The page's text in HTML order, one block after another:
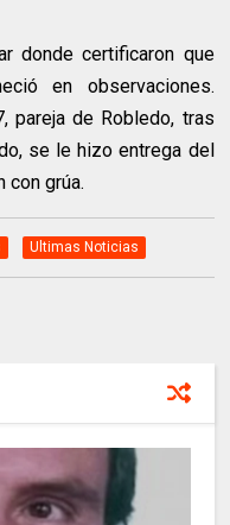
donde certificaron que
en observaciones.
pareja de Robledo, tras
se le hizo entrega del
con grúa.
Ultimas Noticias